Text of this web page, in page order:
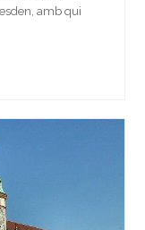
amb qui